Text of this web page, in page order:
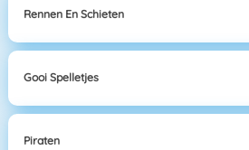
Rennen En Schieten
Gooi Spelletjes
Piraten